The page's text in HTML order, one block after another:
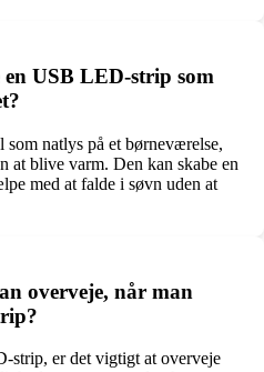
USB LED-strip som
natlys på et børneværelse,
at blive varm. Den kan skabe en
med at falde i søvn uden at
overveje, når man
er det vigtigt at overveje